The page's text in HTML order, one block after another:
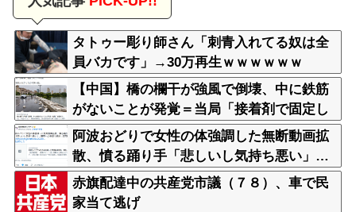
タトゥー彫り師さん「刺青入れてる奴は全
員バカです」→30万再生ｗｗｗｗｗｗ
【中国】橋の欄干が強風で倒壊、中に鉄筋
がないことが発覚＝当局「接着剤で固定し
た」
阿波おどりで女性の体強調した無断動画拡
散、憤る踊り手「悲しいし気持ち悪い」…
悪質なケースは警察への相談検討
赤旗配達中の共産党市議（７８）、車で民
家当て逃げ